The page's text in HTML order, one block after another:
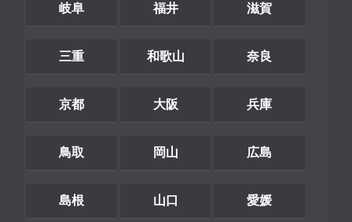
岐阜 福井 滋賀
三重 和歌山 奈良
京都 大阪 兵庫
鳥取 岡山 広島
島根 山口 愛媛